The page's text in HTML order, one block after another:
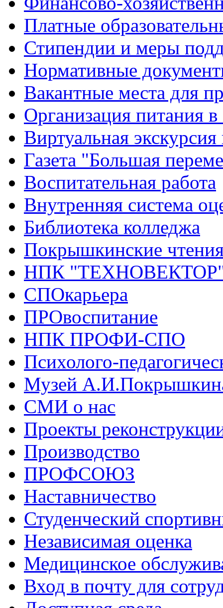
Платные
Стипендии и меры
Нормативные
Вакантные места для
Организация питания в
Виртуальная
Газета "Большая
Воспитательная работа
Внутренняя система
Библиотека колледжа
Покрышкинские
НПК
СПОкарьера
ПРОвоспитание
НПК ПРОФИ-СПО
Психолого-
Музей
СМИ о нас
Проекты
Производство
ПРОФСОЮЗ
Наставничество
Студенческий
Независимая оценка
Медицинское
Вход в почту для